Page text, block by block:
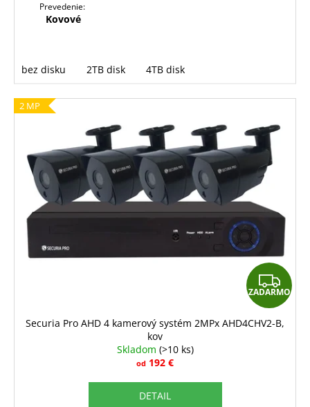
Prevedenie:
Kovové
bez disku 2TB disk 4TB disk
2 MP
Z
A
D
ZADARMO
Securia Pro AHD 4 kamerový systém 2MPx AHD4CHV2-B,
kov
Skladom (>10 ks)
od 192 €
DETAIL